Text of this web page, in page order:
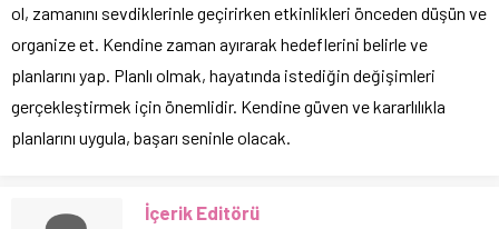
ol, zamanını sevdiklerinle geçirirken etkinlikleri önceden düşün ve
organize et. Kendine zaman ayırarak hedeflerini belirle ve
planlarını yap. Planlı olmak, hayatında istediğin değişimleri
gerçekleştirmek için önemlidir. Kendine güven ve kararlılıkla
planlarını uygula, başarı seninle olacak.
İçerik Editörü